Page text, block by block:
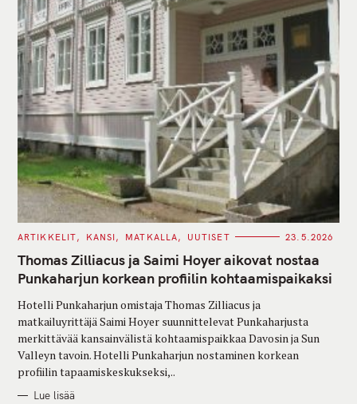
C
T
E
G
O
I
E
S
ARTIKKELIT KANSI MATKALLA UUTISET 23.5.2026
Thomas Zilliacus ja Saimi Hoyer aikovat nostaa
Punkaharjun korkean profiilin kohtaamispaikaksi
Hotelli Punkaharjun omistaja Thomas Zilliacus ja
matkailuyrittäjä Saimi Hoyer suunnittelevat Punkaharjusta
merkittävää kansainvälistä kohtaamispaikkaa Davosin ja Sun
Valleyn tavoin. Hotelli Punkaharjun nostaminen korkean
profiilin tapaamiskeskukseksi,..
Lue lisää